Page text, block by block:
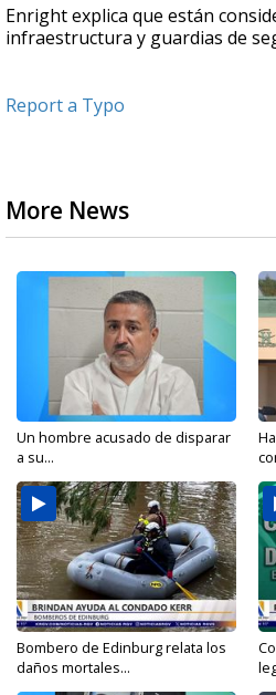
Enright explica que están
infraestructura y guardias de
Report a Typo
More News
Un hombre acusado de disparar
a su...
Bombero de Edinburg relata los
daños mortales...